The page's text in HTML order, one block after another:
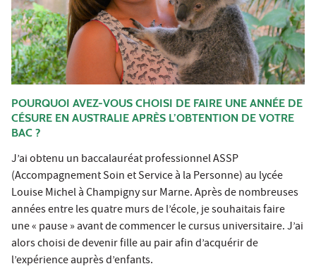
POURQUOI AVEZ-VOUS CHOISI DE FAIRE UNE ANNÉE DE
CÉSURE EN AUSTRALIE APRÈS L’OBTENTION DE VOTRE
BAC ?
J’ai obtenu un baccalauréat professionnel ASSP
(Accompagnement Soin et Service à la Personne) au lycée
Louise Michel à Champigny sur Marne. Après de nombreuses
années entre les quatre murs de l’école, je souhaitais faire
une « pause » avant de commencer le cursus universitaire. J’ai
alors choisi de devenir fille au pair afin d’acquérir de
l’expérience auprès d’enfants.